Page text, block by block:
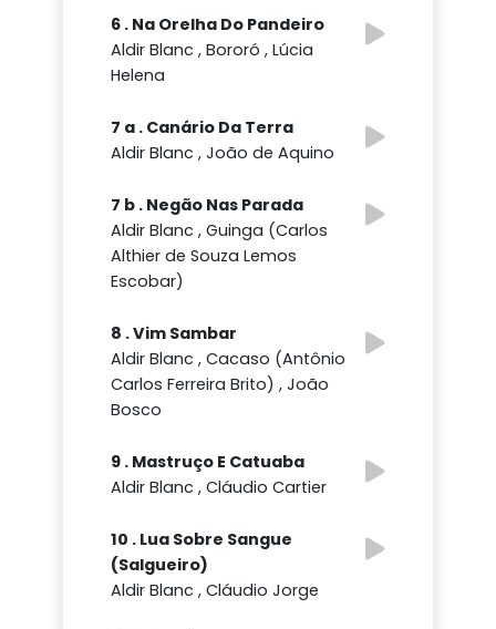
6 . Na Orelha Do Pandeiro
Aldir Blanc , Bororó , Lúcia
Helena
7 a . Canário Da Terra
Aldir Blanc , João de Aquino
7 b . Negão Nas Parada
Aldir Blanc , Guinga (Carlos
Althier de Souza Lemos
Escobar)
8 . Vim Sambar
Aldir Blanc , Cacaso (Antônio
Carlos Ferreira Brito) , João
Bosco
9 . Mastruço E Catuaba
Aldir Blanc , Cláudio Cartier
10 . Lua Sobre Sangue
(Salgueiro)
Aldir Blanc , Cláudio Jorge